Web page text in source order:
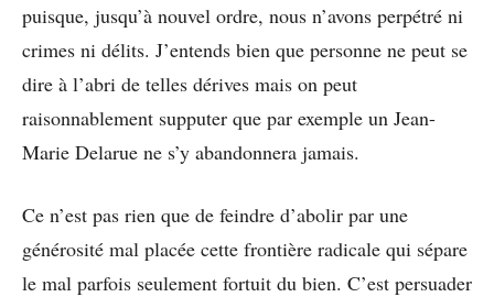
puisque, jusqu’à nouvel ordre, nous n’avons perpétré ni
crimes ni délits. J’entends bien que personne ne peut se
dire à l’abri de telles dérives mais on peut
raisonnablement supputer que par exemple un Jean-
Marie Delarue ne s’y abandonnera jamais.
Ce n’est pas rien que de feindre d’abolir par une
générosité mal placée cette frontière radicale qui sépare
le mal parfois seulement fortuit du bien. C’est persuader